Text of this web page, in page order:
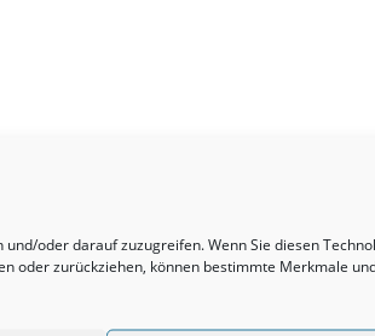
oder darauf zuzugreifen. Wenn Sie diesen
oder zurückziehen, können bestimmte Merkmale